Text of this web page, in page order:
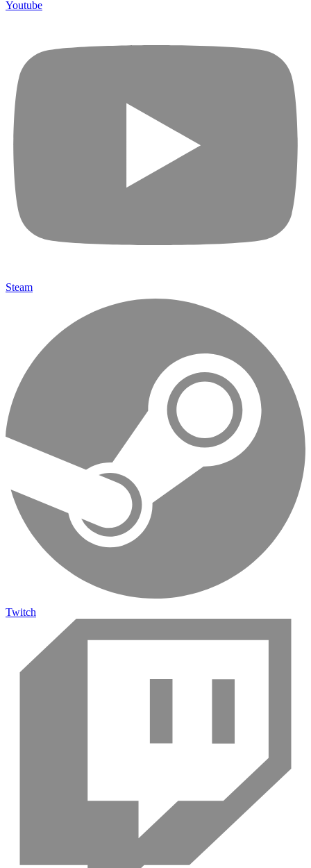
Youtube
Steam
Twitch